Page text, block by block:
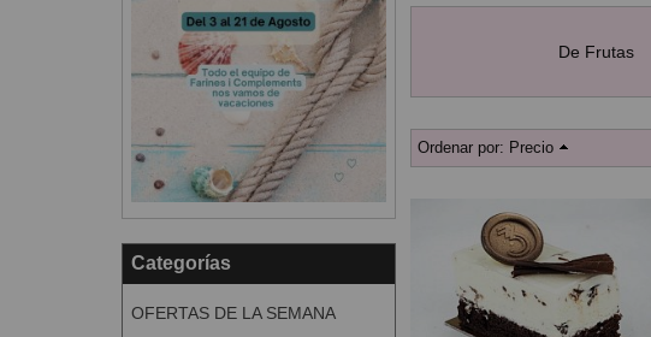
Categorías
OFERTAS DE LA SEMANA
De Frutas
Ordenar por: Precio